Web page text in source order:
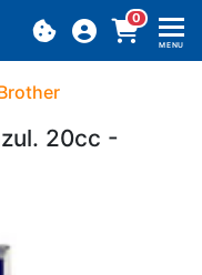
0
MENU
20cc -